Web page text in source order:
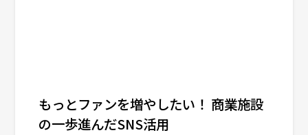
もっとファンを増やしたい！ 商業施設
の一歩進んだSNS活用